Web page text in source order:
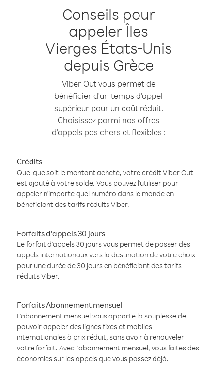
Conseils pour
appeler Îles
Vierges États-Unis
depuis Grèce
Viber Out vous permet de
bénéficier d'un temps d'appel
supérieur pour un coût réduit.
Choisissez parmi nos offres
d'appels pas chers et flexibles :
Crédits
Quel que soit le montant acheté, votre crédit Viber Out
est ajouté à votre solde. Vous pouvez l'utiliser pour
appeler n'importe quel numéro dans le monde en
bénéficiant des tarifs réduits Viber.
Forfaits d'appels 30 jours
Le forfait d'appels 30 jours vous permet de passer des
appels internationaux vers la destination de votre choix
pour une durée de 30 jours en bénéficiant des tarifs
réduits Viber.
Forfaits Abonnement mensuel
L'abonnement mensuel vous apporte la souplesse de
pouvoir appeler des lignes fixes et mobiles
internationales à prix réduit, sans avoir à renouveler
votre forfait. Avec l'abonnement mensuel, vous faites des
économies sur les appels que vous passez déjà.